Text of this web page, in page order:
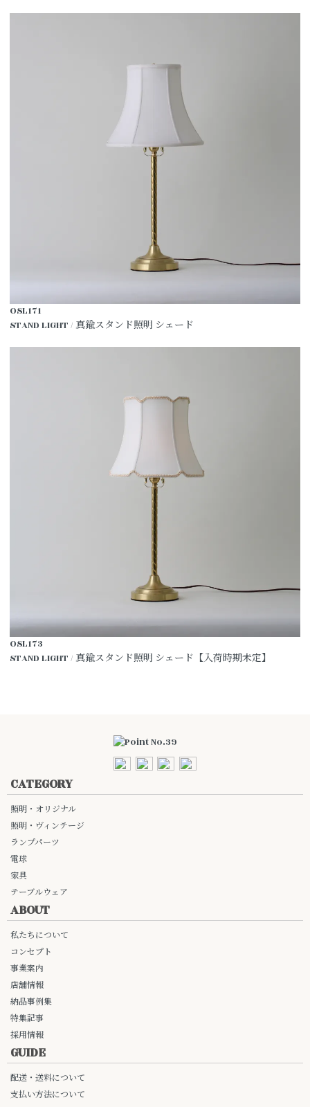
OSL171
STAND LIGHT / 真鍮スタンド照明 シェード
OSL173
STAND LIGHT / 真鍮スタンド照明 シェード【入荷時期未定】
CATEGORY
照明・オリジナル
照明・ヴィンテージ
ランプパーツ
電球
家具
テーブルウェア
ABOUT
私たちについて
コンセプト
事業案内
店舗情報
納品事例集
特集記事
採用情報
GUIDE
配送・送料について
支払い方法について